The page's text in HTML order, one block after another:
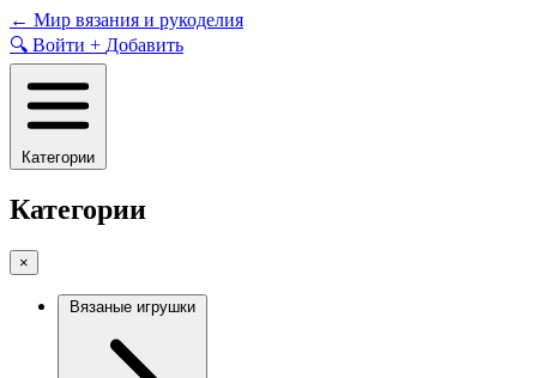
Skip
to
content
← Мир вязания и рукоделия
🔍 Войти + Добавить
Категории
Категории
×
Вязаные игрушки